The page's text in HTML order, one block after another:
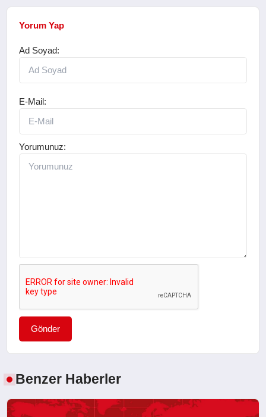
Yorum Yap
Ad Soyad:
E-Mail:
Yorumunuz:
Gönder
Benzer Haberler